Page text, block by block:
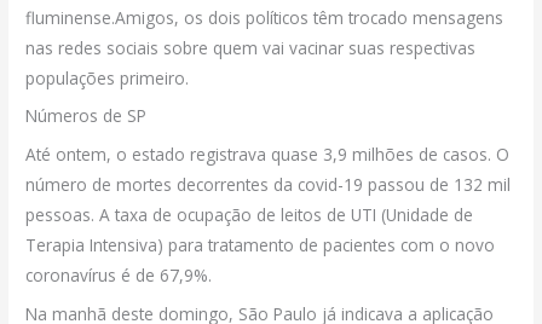
fluminense.Amigos, os dois políticos têm trocado mensagens
nas redes sociais sobre quem vai vacinar suas respectivas
populações primeiro.
Números de SP
Até ontem, o estado registrava quase 3,9 milhões de casos. O
número de mortes decorrentes da covid-19 passou de 132 mil
pessoas. A taxa de ocupação de leitos de UTI (Unidade de
Terapia Intensiva) para tratamento de pacientes com o novo
coronavírus é de 67,9%.
Na manhã deste domingo, São Paulo já indicava a aplicação